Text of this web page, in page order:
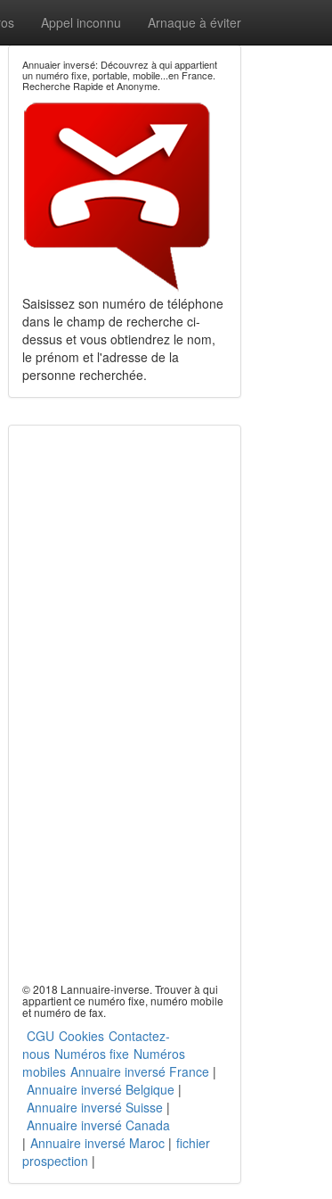
Appel inconnu Arnaque à éviter
Annuaier inversé: Découvrez à qui appartient
un numéro fixe, portable, mobile...en France.
Recherche Rapide et Anonyme.
Saisissez son numéro de téléphone
dans le champ de recherche ci-
dessus et vous obtiendrez le nom,
le prénom et l'adresse de la
personne recherchée.
© 2018 Lannuaire-inverse. Trouver à qui
appartient ce numéro fixe, numéro mobile
et numéro de fax.
CGU Cookies Contactez-
nous Numéros fixe Numéros
mobiles Annuaire inversé France|
Annuaire inversé Belgique|
Annuaire inversé Suisse|
Annuaire inversé Canada
| Annuaire inversé Maroc| fichier
prospection |